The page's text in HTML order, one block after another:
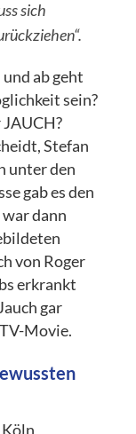
sich
ab geht
sein?
Stefan
unter den
gab es den
dann
von Roger
erkrankt
gar
Movie.